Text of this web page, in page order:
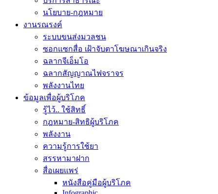
นโยบาย-กฎหมาย
งานรณรงค์
ระบบขนส่งมวลชน
ซอกแซกสื่อ เฝ้าจับตาโฆษณาเกินจริง
ฉลากจีเอ็มโอ
ฉลากสัญญาณไฟจราจร
พลังงานไทย
ข้อมูลเพื่อผู้บริโภค
รู้ไว้.. ใช้สิทธิ์
กฎหมาย-สิทธิผู้บริโภค
พลังงาน
ความรู้การใช้ยา
สรรหามาฝาก
สื่อเผยแพร่
หนังสือคู่มือผู้บริโภค